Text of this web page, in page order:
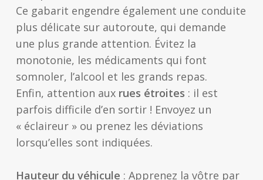
Ce gabarit engendre également une conduite
plus délicate sur autoroute, qui demande
une plus grande attention. Évitez la
monotonie, les médicaments qui font
somnoler, l’alcool et les grands repas.
Enfin, attention aux rues étroites : il est
parfois difficile d’en sortir ! Envoyez un
« éclaireur » ou prenez les déviations
lorsqu’elles sont indiquées.
Hauteur du véhicule : Apprenez la vôtre par